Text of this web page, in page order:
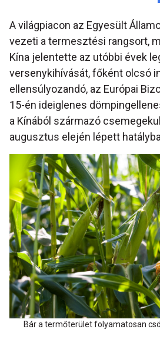
A világpiacon az Egyesült
vezeti a termesztési rangsort,
Kína jelentette az utóbbi évek
versenykihívását, főként olcsó
ellensúlyozandó, az Európai
15-én ideiglenes
a Kínából származó
augusztus elején lépett
Bár a termőterület folyamatosan